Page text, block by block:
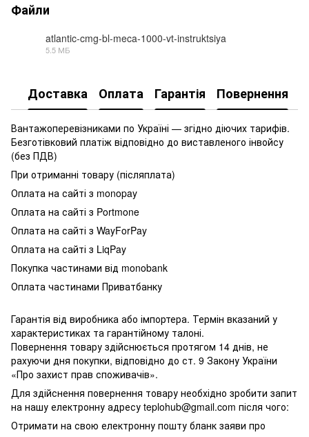
Файли
atlantic-cmg-bl-meca-1000-vt-instruktsiya
5.5 МБ
Доставка Оплата Гарантія Повернення
Вантажоперевізниками по Україні — згідно діючих тарифів.
Безготівковий платіж відповідно до виставленого інвойсу
(без ПДВ)
При отриманні товару (післяплата)
Оплата на сайті з monopay
Оплата на сайті з Portmone
Оплата на сайті з WayForPay
Оплата на сайті з LiqPay
Покупка частинами від monobank
Оплата частинами Приватбанку
Гарантія від виробника або імпортера. Термін вказаний у
характеристиках та гарантійному талоні.
Повернення товару здійснюється протягом 14 днів, не
рахуючи дня покупки, відповідно до ст. 9 Закону України
«Про захист прав споживачів».
Для здійснення повернення товару необхідно зробити запит
на нашу електронну адресу teplohub@gmail.com після чого:
Отримати на свою електронну пошту бланк заяви про